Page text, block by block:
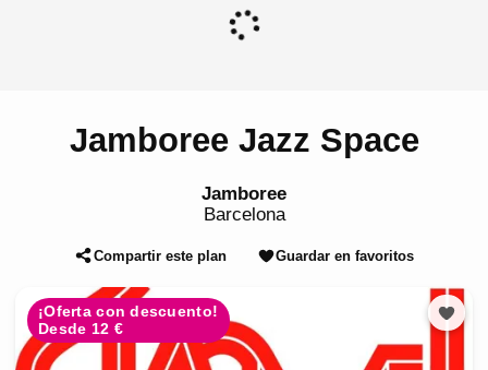
Jamboree Jazz Space
Jamboree
Barcelona
Compartir este plan Guardar en favoritos
¡Oferta con descuento!
Desde 12 €